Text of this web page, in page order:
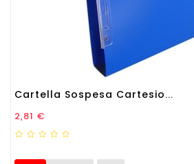
Cartella Sospesa Cartesio...
Prezzo
2,81 €